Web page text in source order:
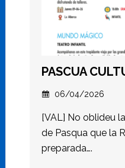
PASCUA
06/04/2026
[VAL] No oblideu
de Pasqua que la
preparada….